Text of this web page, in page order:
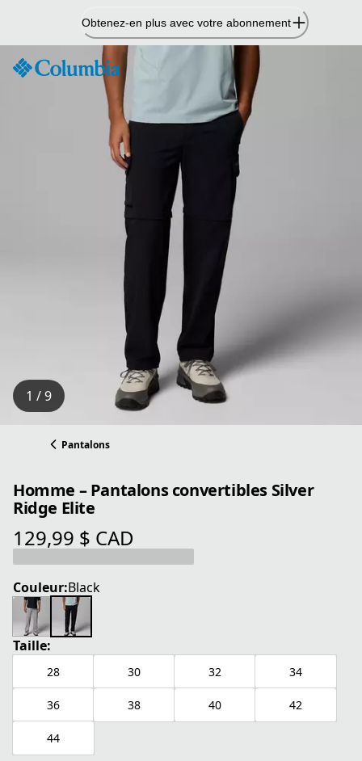
contenu
Obtenez-en plus avec votre abonnement
1 / 9
Pantalons
Homme – Pantalons convertibles Silver
Ridge Elite
129,99 $ CAD
prix actuel 129,99 $ CAD
Couleur:Black
Taille:
28 30 32 34
36 38 40 42
44